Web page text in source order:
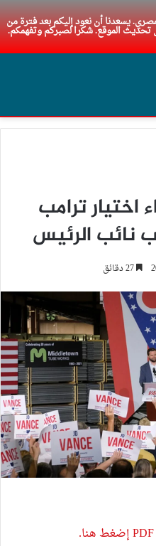
يسعدنا أن نعود إليكم بعد فترة من
الموقع. شكرا لصبركم وتفهمكم.
ترامب
الرئيس